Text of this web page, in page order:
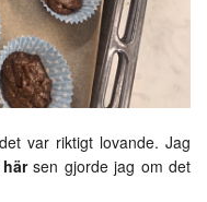
var riktigt lovande. Jag
härsen gjorde jag om det